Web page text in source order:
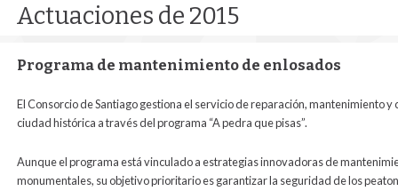
Actuaciones de 2015
Programa de mantenimiento de enlosados
El Consorcio de Santiago gestiona el servicio de reparación, mantenimiento
ciudad histórica a través del programa “A pedra que pisas”.
Aunque el programa está vinculado a estrategias innovadoras de
monumentales, su objetivo prioritario es garantizar la seguridad de los